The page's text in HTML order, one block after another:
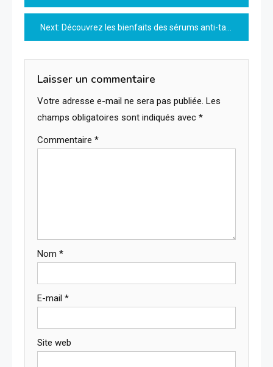
de
l’article
Next: Découvrez les bienfaits des sérums anti-taches bio pour une peau éclatante
Laisser un commentaire
Votre adresse e-mail ne sera pas publiée. Les
champs obligatoires sont indiqués avec *
Commentaire *
Nom *
E-mail *
Site web